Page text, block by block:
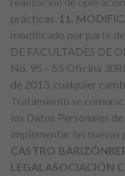
prácticas. 11.
modificado por parte
DE FACULTADES DE
No. 95 – 55 Oficina
de 2013, cualquier
Tratamiento se
los Datos Personales
implementar las nuevas
CASTRO BARIZÓN
LEGAL ASOCIACIÓN